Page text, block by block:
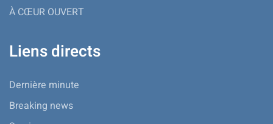
À CŒUR OUVERT
Liens directs
Dernière minute
Breaking news